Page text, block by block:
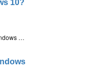
10?
Процесс Antimalware Service Executable играет важную роль в работе встроенного в Windows 10 антивируса «Защитник Windows». Однако, данный процесс известен в негативном ключе за повышенное потребление ресурсов процессора и замедление производительности